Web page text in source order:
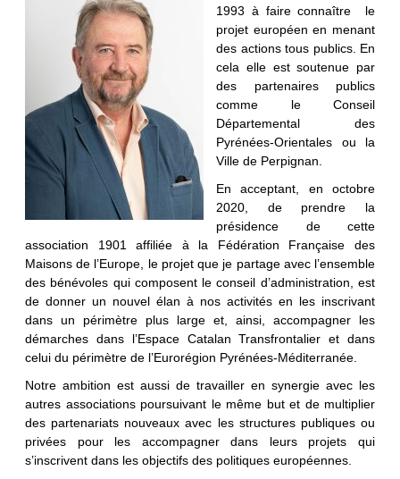
1993 à faire connaître le
projet européen en menant
des actions tous publics. En
cela elle est soutenue par
des partenaires publics
comme le Conseil
Départemental des
Pyrénées-Orientales ou la
Ville de Perpignan.
En acceptant, en octobre
2020, de prendre la
présidence de cette
association 1901 affiliée à la Fédération Française des
Maisons de l’Europe, le projet que je partage avec l’ensemble
des bénévoles qui composent le conseil d’administration, est
de donner un nouvel élan à nos activités en les inscrivant
dans un périmètre plus large et, ainsi, accompagner les
démarches dans l’Espace Catalan Transfrontalier et dans
celui du périmètre de l’Eurorégion Pyrénées-Méditerranée.
Notre ambition est aussi de travailler en synergie avec les
autres associations poursuivant le même but et de multiplier
des partenariats nouveaux avec les structures publiques ou
privées pour les accompagner dans leurs projets qui
s’inscrivent dans les objectifs des politiques européennes.